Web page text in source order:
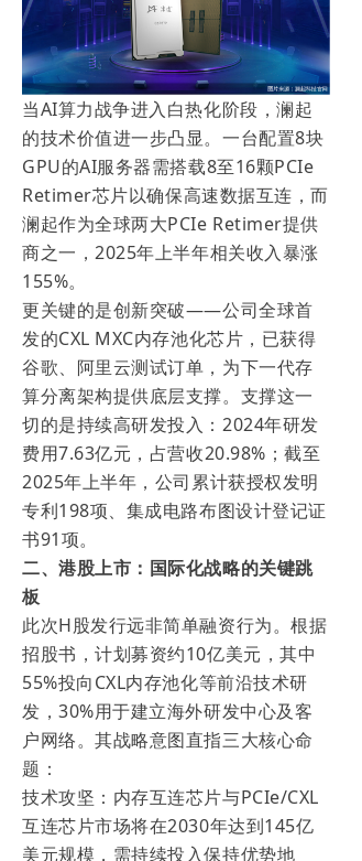
当AI算力战争进入白热化阶段，澜起
的技术价值进一步凸显。一台配置8块
GPU的AI服务器需搭载8至16颗PCIe
Retimer芯片以确保高速数据互连，而
澜起作为全球两大PCIe Retimer提供
商之一，2025年上半年相关收入暴涨
155%。
更关键的是创新突破——公司全球首
发的CXL MXC内存池化芯片，已获得
谷歌、阿里云测试订单，为下一代存
算分离架构提供底层支撑。支撑这一
切的是持续高研发投入：2024年研发
费用7.63亿元，占营收20.98%；截至
2025年上半年，公司累计获授权发明
专利198项、集成电路布图设计登记证
书91项。
二、港股上市：国际化战略的关键跳
板
此次H股发行远非简单融资行为。根据
招股书，计划募资约10亿美元，其中
55%投向CXL内存池化等前沿技术研
发，30%用于建立海外研发中心及客
户网络。其战略意图直指三大核心命
题：
技术攻坚：内存互连芯片与PCIe/CXL
互连芯片市场将在2030年达到145亿
美元规模，需持续投入保持优势地